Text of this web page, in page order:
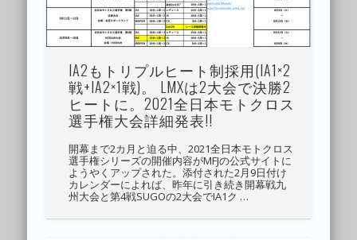
IA2もトリプルヒート制採用(IA1×2
戦+IA2×1戦)。 LMXは2大会で決勝2
ヒートに。2021全日本モトクロス
選手権大会詳細発表!!
開幕まで2カ月と迫る中、2021全日本モトクロス
選手権シリーズの開催内容がMFJの公式サイトに
ようやくアップされた。添付された2月9日付け
カレンダーによれば、昨年に引き続き開幕戦九
州大会と第4戦SUGOの2大会でIA1ク …